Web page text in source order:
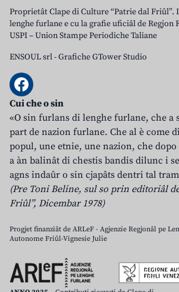
Proprietât Clape di Culture “Patrie dal Friûl”.
lenghe furlane e cu la grafie uficiâl de Regjon
USPI – Union Stampe Periodiche Taliane
ENSOUL srl-Grafiche GTower Studio
Cui che o sin
«O sin furlans di lenghe furlane, che a
part de nazion furlane. Che al è come
popul, une etnie, une nazion, che
a àn balinât di chestis bandis dilunc i
agns indaûr o sin cjapâts dentri tal
(Pre Toni Beline, sul so prin editoriâl
Friûl”, Dicembar 1978)
Progjet finanziât de ARLeF - Agjenzie Regjonâl pe
Autonome Friûl-Vignesie Julie